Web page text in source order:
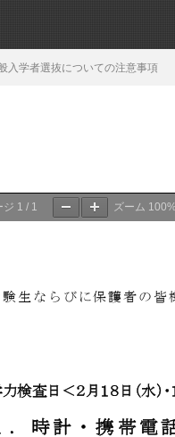
入学者選抜についての注意事項
ジ 1 / 1 ズーム 100%